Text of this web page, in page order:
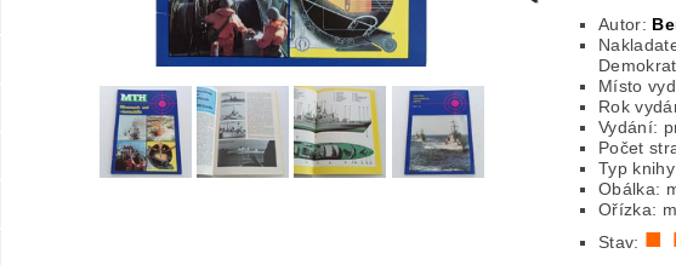
MODELY, VYSTŘIHOVÁNKY PEXESA POHLEDNICE
PSYCHOLOGIE RODOKAPSY, WESTERN SCI-FI SLOVNÍKY
VYŘAZENO Z KNIHOVNY ZÁHADY ZDRAVÍ ZOOLOGIE
Autor:
Místo
Rok
Vydání:
Počet
Typ
Obálka:
Ořízka:
Stav: ■